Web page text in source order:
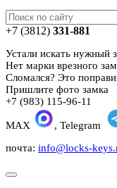
+7 (3812) 331-881
Устали искать нужный
Нет марки врезного
Сломался? Это
Пришлите фото замка
+7 (983) 115-96-11
MAX
, Telegram
почта: info@locks-